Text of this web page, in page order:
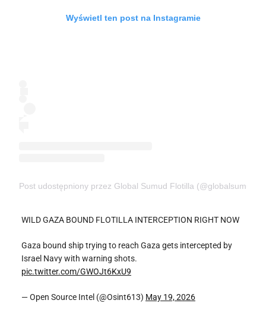
Wyświetl ten post na Instagramie
Post udostępniony przez Global Sumud Flotilla
WILD GAZA BOUND FLOTILLA INTERCEPTION RIGHT NOW
Gaza bound ship trying to reach Gaza gets intercepted by
Israel Navy with warning shots.
pic.twitter.com/GWOJt6KxU9
— Open Source Intel (@Osint613) May 19, 2026